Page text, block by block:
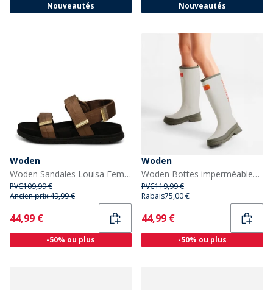
Nouveautés Nouveautés
Woden
Woden Sandales Louisa Femme 069 Latte
PVC109,99 €
Ancien prix:49,99 €
Current
44,99 €
-50% ou plus
Woden
Woden Bottes imperméables en caoutchouc Femme 149 Stone
PVC119,99 €
Rabais75,00 €
Current
44,99 €
-50% ou plus